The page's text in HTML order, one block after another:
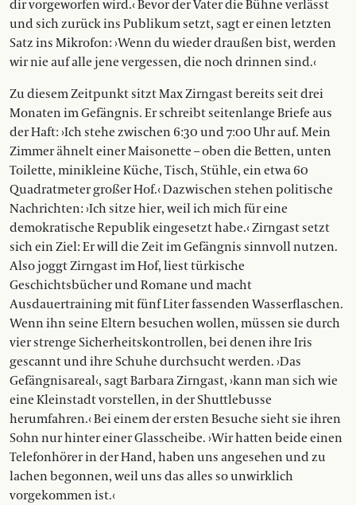
dir vorgeworfen wird.‹ Bevor der Vater die Bühne verlässt
und sich zurück ins Publikum setzt, sagt er einen letzten
Satz ins Mikrofon: ›Wenn du wieder draußen bist, werden
wir nie auf alle jene vergessen, die noch drinnen sind.‹
Zu diesem Zeitpunkt sitzt Max Zirngast bereits seit drei
Monaten im Gefängnis. Er schreibt seitenlange Briefe aus
der Haft: ›Ich stehe zwischen 6:30 und 7:00 Uhr auf. Mein
Zimmer ähnelt einer Maisonette – oben die Betten, unten
Toilette, minikleine Küche, Tisch, Stühle, ein etwa 60
Quadratmeter großer Hof.‹ Dazwischen stehen politische
Nachrichten: ›Ich sitze hier, weil ich mich für eine
demokratische Republik eingesetzt habe.‹ Zirngast setzt
sich ein Ziel: Er will die Zeit im Gefängnis sinnvoll nutzen.
Also joggt Zirngast im Hof, liest türkische
Geschichtsbücher und Romane und macht
Ausdauertraining mit fünf Liter fassenden Wasserflaschen.
Wenn ihn seine Eltern besuchen wollen, müssen sie durch
vier strenge Sicherheitskontrollen, bei denen ihre Iris
gescannt und ihre Schuhe durchsucht werden. ›Das
Gefängnisareal‹, sagt Barbara Zirngast, ›kann man sich wie
eine Kleinstadt vorstellen, in der Shuttlebusse
herumfahren.‹ Bei einem der ersten Besuche sieht sie ihren
Sohn nur hinter einer Glasscheibe. ›Wir hatten beide einen
Telefonhörer in der Hand, haben uns angesehen und zu
lachen begonnen, weil uns das alles so unwirklich
vorgekommen ist.‹